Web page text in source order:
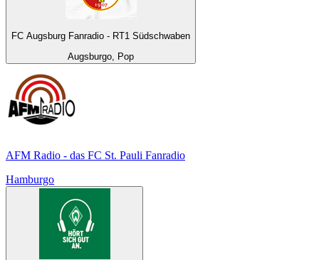
FC Augsburg Fanradio - RT1 Südschwaben
Augsburgo, Pop
AFM Radio - das FC St. Pauli Fanradio
Hamburgo